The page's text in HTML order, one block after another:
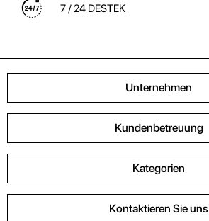
7 / 24 DESTEK
Unternehmen
Kundenbetreuung
Kategorien
Kontaktieren Sie uns